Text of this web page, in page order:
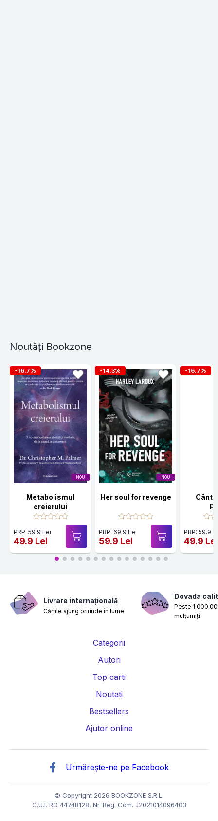
Noutăți Bookzone
NOU
-16.7%
Metabolismul
creierului
PRP: 59.9 Lei
49.9 Lei
NOU
-14.3%
Her soul for revenge
PRP: 69.9 Lei
59.9 Lei
-16.7%
PRP: 59.9
49.9 Lei
Livrare internațională
Cărțile ajung oriunde în lume
Dovada
Peste
mulțumiți
Categorii
Autori
Top carti
Noutati
Bestsellers
Ajutor online
Urmărește-ne pe Facebook
© Copyright 2026 BOOKZONE S.R.L.
C.U.I. RO 44748128, Nr. Reg. Com. J2021014096403